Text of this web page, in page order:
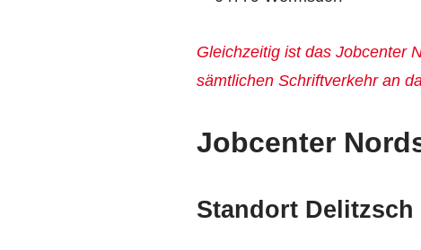
Gleichzeitig ist das Jobcenter
sämtlichen Schriftverkehr an
Jobcenter
Standort Delitzsch